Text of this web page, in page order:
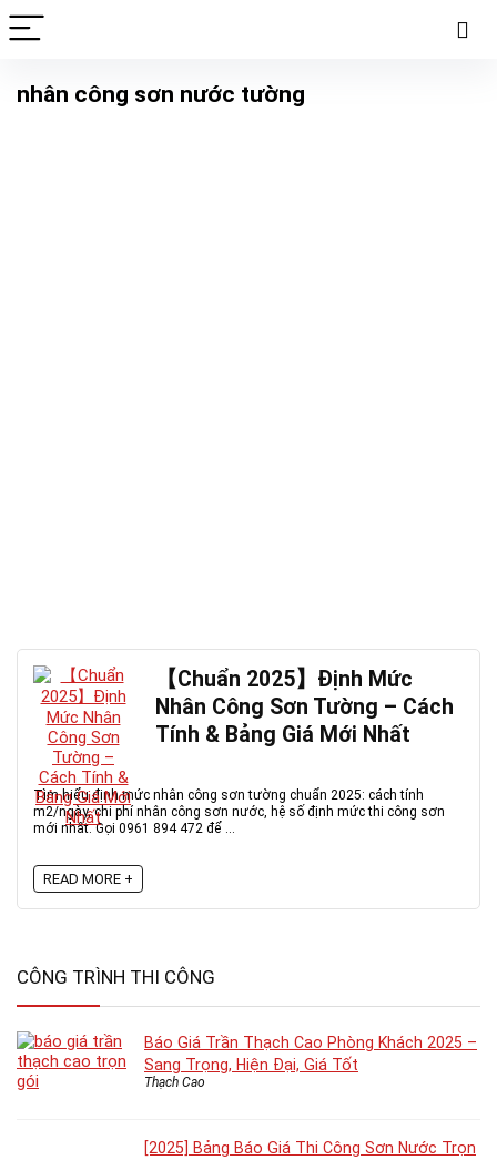
nhân công sơn nước tường
【Chuẩn 2025】Định Mức
Nhân Công Sơn Tường – Cách
Tính & Bảng Giá Mới Nhất
Tìm hiểu định mức nhân công sơn tường chuẩn 2025: cách tính
m2/ngày, chi phí nhân công sơn nước, hệ số định mức thi công sơn
mới nhất. Gọi 0961 894 472 để ...
READ MORE +
CÔNG TRÌNH THI CÔNG
Báo Giá Trần Thạch Cao Phòng Khách 2025 –
Sang Trọng, Hiện Đại, Giá Tốt
Thạch Cao
[2025] Bảng Báo Giá Thi Công Sơn Nước Trọn